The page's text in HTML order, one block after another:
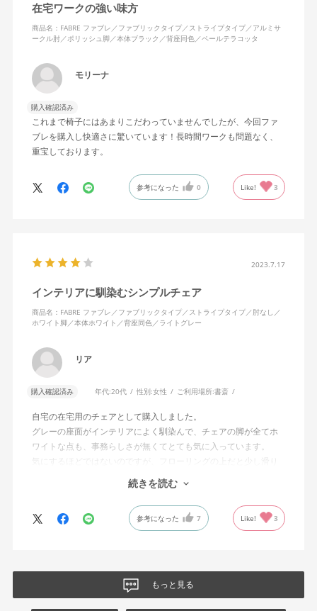
在宅ワークの強い味方
商品名：FABRE ファブレ／ファブリックタイプ／ストライプタイプ／アルミサ
ークル肘／ポリッシュ脚／本体ブラック／背座同色／ペールテラコッタ
モリーナ
購入確認済み
これまで椅子にはあまりこだわっていませんでしたが、今回ファ
ブレを購入し快適さに驚いています！長時間ワークも問題なく、
重宝しております。
参考になった 0 Like! 3
2023.7.17
インテリアに馴染むシンプルチェア
商品名：FABRE ファブレ／ファブリックタイプ／ストライプタイプ／肘なし／
ホワイト脚／本体ホワイト／背座同色／ライトグレー
リア
購入確認済み 年代:20代 性別:女性 ご利用場所:書斎
自宅の在宅用のチェアとして購入しました。
グレーの座面がインテリアによく馴染んで、チェアの脚が全てホ
ワイトな点も、事務らしさが無くてとても気に入っています。
気にするほどではないのですが、フローリングの上だと少し滑り
が良くないです。カーペットを敷けばいいのですが、少し気にな
全体的にとても満足しています！ありがとうございました。
続きを読む
参考になった 7 Like! 3
もっと見る